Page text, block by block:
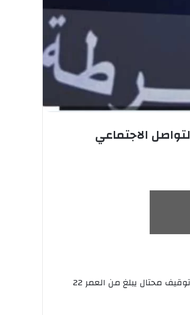
الاجتماعي
تمكنت فرقة مكافحة الجرائم السيبرانية التابعة للمصلحة الولائية للشرطة القضائية بأمن ولاية قسنطينة من توقيف محتال يبلغ من العمر 22